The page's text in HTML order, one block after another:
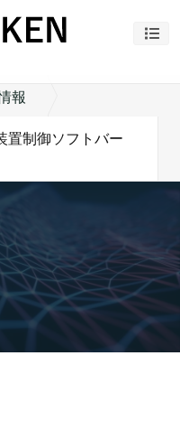
ナビ
報
置制御ソフトバー